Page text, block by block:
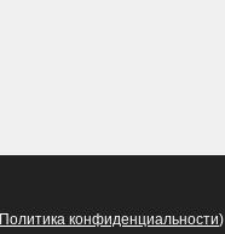
Политика конфиденциальности)